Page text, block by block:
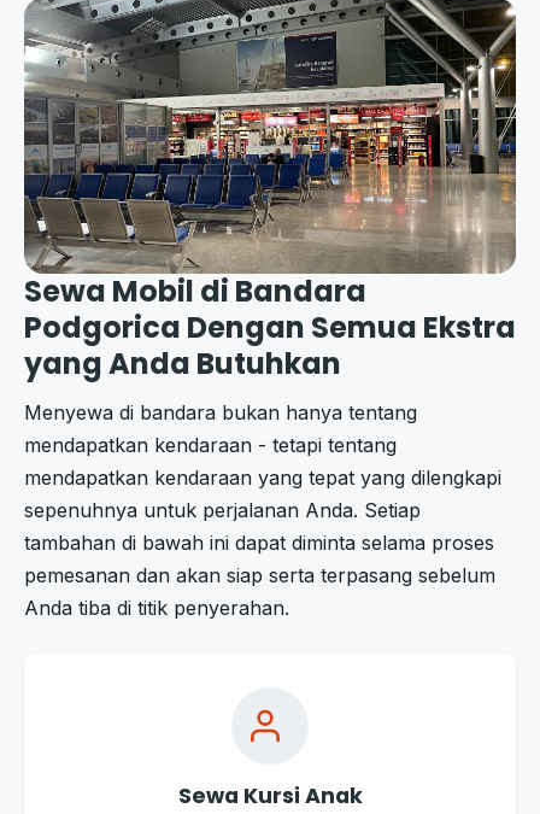
Sewa Mobil di Bandara
Podgorica Dengan Semua Ekstra
yang Anda Butuhkan
Menyewa di bandara bukan hanya tentang
mendapatkan kendaraan - tetapi tentang
mendapatkan kendaraan yang tepat yang dilengkapi
sepenuhnya untuk perjalanan Anda. Setiap
tambahan di bawah ini dapat diminta selama proses
pemesanan dan akan siap serta terpasang sebelum
Anda tiba di titik penyerahan.
Sewa Kursi Anak